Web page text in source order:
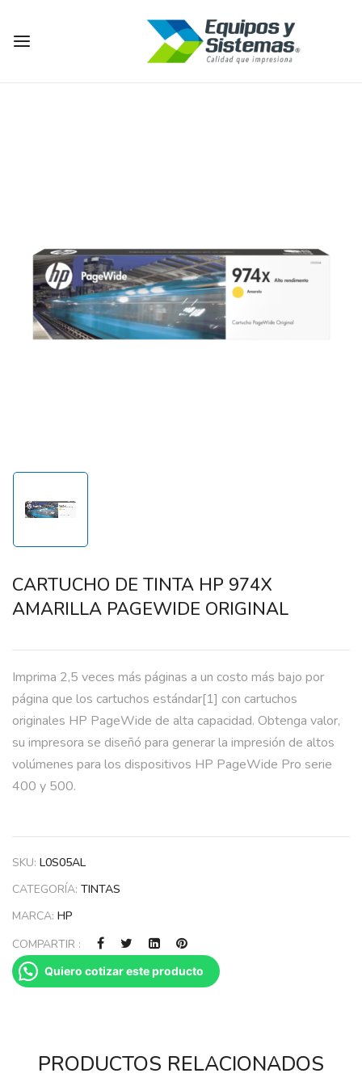
CARTUCHO DE TINTA HP 974X
AMARILLA PAGEWIDE ORIGINAL
Imprima 2,5 veces más páginas a un costo más bajo por
página que los cartuchos estándar[1] con cartuchos
originales HP PageWide de alta capacidad. Obtenga valor,
su impresora se diseñó para generar la impresión de altos
volúmenes para los dispositivos HP PageWide Pro serie
400 y 500.
SKU: L0S05AL
CATEGORÍA: TINTAS
MARCA: HP
COMPARTIR :
Quiero cotizar este producto
PRODUCTOS RELACIONADOS